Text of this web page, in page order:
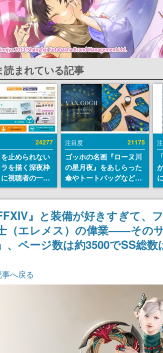
読まれている記事
24277
を止められない
を描く深夜枠
視聴者の一部
見。違法薬物
しき描写も含
が議論を交わ
注目度 21175
ゴッホの名画『ローヌ川
の星月夜』をあしらった
傘やトートバッグなどが
登場。8月7日21時より2
日間限定で予約販売
』と装備が好きすぎて、
（エレメス）の偉業――その
、ページ数は約3500でSS総数
へ戻る